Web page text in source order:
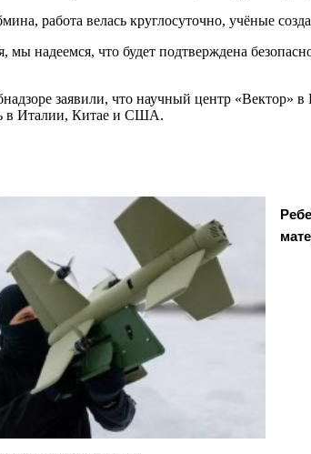
работа велась круглосуточно, учёные
мы надеемся, что будет подтверждена
заявили, что научный центр
в Италии, Китае и США.